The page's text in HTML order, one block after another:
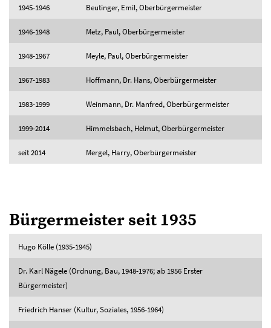
1945-1946 Beutinger, Emil, Oberbürgermeister
1946-1948 Metz, Paul, Oberbürgermeister
1948-1967 Meyle, Paul, Oberbürgermeister
1967-1983 Hoffmann, Dr. Hans, Oberbürgermeister
1983-1999 Weinmann, Dr. Manfred, Oberbürgermeister
1999-2014 Himmelsbach, Helmut, Oberbürgermeister
seit 2014 Mergel, Harry, Oberbürgermeister
Bürgermeister seit 1935
Hugo Kölle (1935-1945)
Dr. Karl Nägele (Ordnung, Bau, 1948-1976; ab 1956 Erster
Bürgermeister)
Friedrich Hanser (Kultur, Soziales, 1956-1964)